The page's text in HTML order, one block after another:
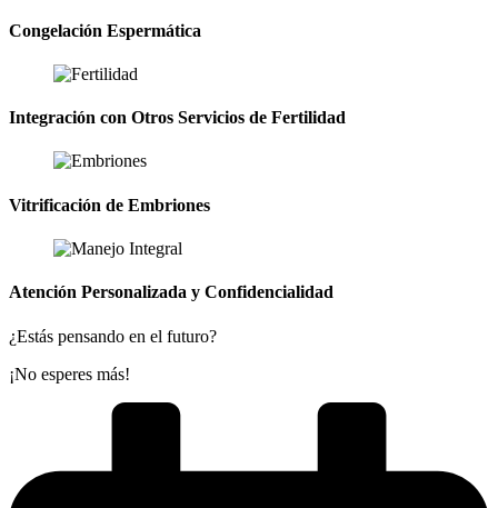
Congelación Espermática
Integración con Otros Servicios de Fertilidad
Vitrificación de Embriones
Atención Personalizada y Confidencialidad
¿Estás pensando en el futuro?
¡No esperes más!